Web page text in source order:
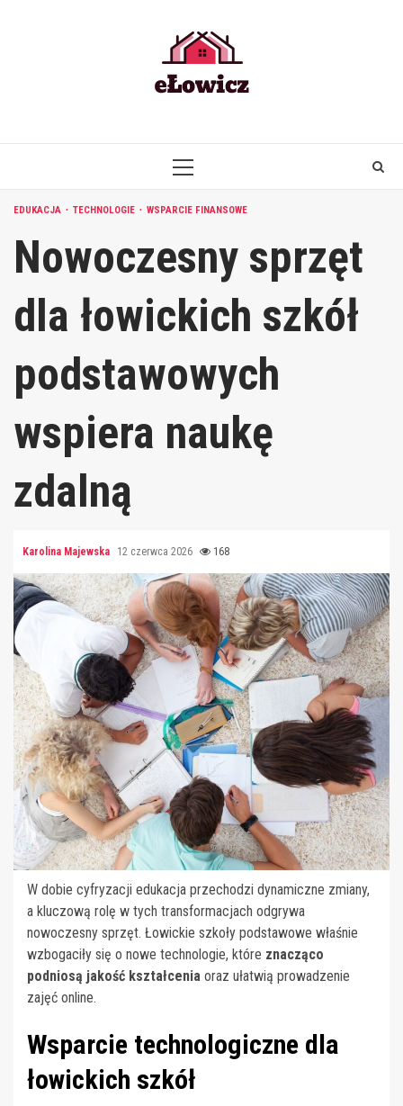
PRIMARY
EDUKACJA TECHNOLOGIE WSPARCIE FINANSOWE
Nowoczesny sprzęt
dla łowickich szkół
podstawowych
wspiera naukę
zdalną
Karolina Majewska 12 czerwca 2026 168
W dobie cyfryzacji edukacja przechodzi dynamiczne zmiany,
a kluczową rolę w tych transformacjach odgrywa
nowoczesny sprzęt. Łowickie szkoły podstawowe właśnie
wzbogaciły się o nowe technologie, które znacząco
podniosą jakość kształcenia oraz ułatwią prowadzenie
zajęć online.
Wsparcie technologiczne dla
łowickich szkół